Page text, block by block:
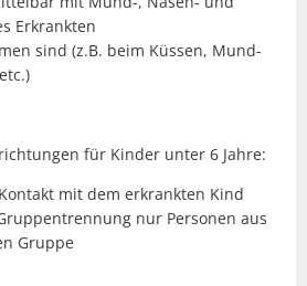
Erkrankten
sind (z.B. beim Küssen, Mund-
für Kinder unter 6 Jahre:
mit dem erkrankten Kind
nur Personen aus
Gruppe